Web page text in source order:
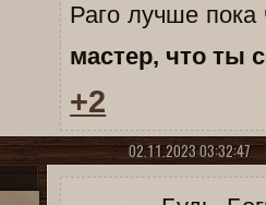
Раго лучше
мастер, что ты
+2
02.11.2023 03:32:47